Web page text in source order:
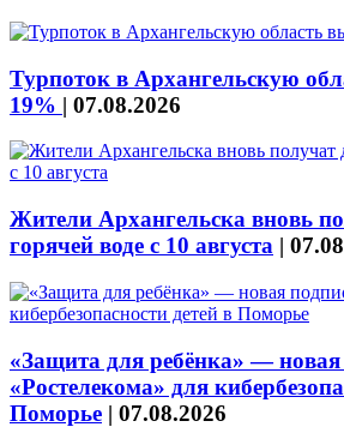
Турпоток в Архангельскую
19% | 07.08.2026
Жители Архангельска вновь
горячей воде с 10 августа |
«Защита для ребёнка» — новая
«Ростелекома» для
Поморье | 07.08.2026